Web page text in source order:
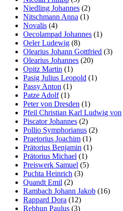
Niedling Johannes (2)
Nitschmann Anna (1)
Novalis (4)
Oecolampad Johannes (1)
Oeler Ludewig (8)
Olearius Johann Gottfried (3)
Olearius Johannes (20)
Opitz Martin (1)
Pasig Julius Leopold (1)
Passy Anton (1)
Patze Adolf(1)
Peter von Dresden (1)
Pfeil Christian Karl Ludwig von
Piscator Johannes (2)
Pollio Symphorianus (2)
Praetorius Joachim (1)
Prätorius Benjamin (1)
Prätorius Michael (1)
Preiswerk Samuel (5)
Puchta Heinrich (3)
Quandt Emil (2)
Rambach Johann Jakob (16)
Rappard Dora (12)
Rebhun Paulus (3)